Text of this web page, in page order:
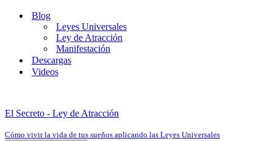
Blog
Leyes Universales
Ley de Atracción
Manifestación
Descargas
Videos
El Secreto - Ley de Atracción
Cómo vivir la vida de tus sueños aplicando las Leyes Universales